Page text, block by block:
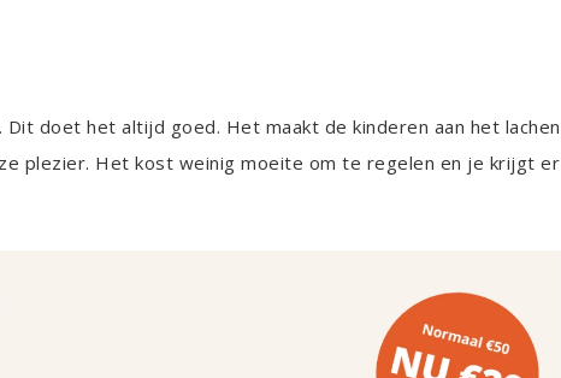
doet het altijd goed. Het maakt de kinderen aan het lachen
plezier. Het kost weinig moeite om te regelen en je krijgt er